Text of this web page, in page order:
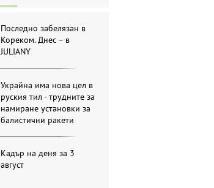
Последно забелязан в
Кореком. Днес – в
JULIANY
Украйна има нова цел в
руския тил - трудните за
намиране установки за
балистични ракети
Кадър на деня за 3
август